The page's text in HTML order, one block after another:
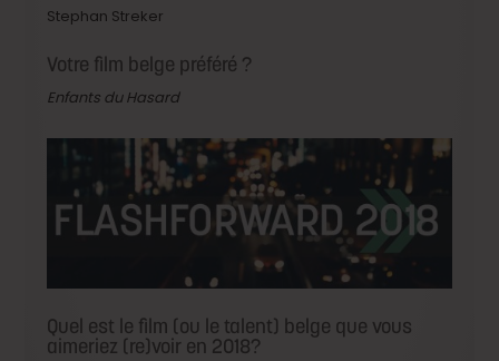
Stephan Streker
Votre film belge préféré ?
Enfants du Hasard
Quel est le film (ou le talent) belge que vous
aimeriez (re)voir en 2018?